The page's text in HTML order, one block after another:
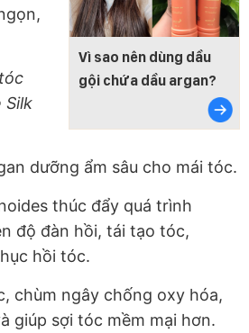
Vì sao nên dùng dầu
gội chứa dầu argan?
Silk
dưỡng ẩm sâu cho mái tóc.
thúc đẩy quá trình
độ đàn hồi, tái tạo tóc,
hồi tóc.
chùm ngây chống oxy hóa,
giúp sợi tóc mềm mại hơn.